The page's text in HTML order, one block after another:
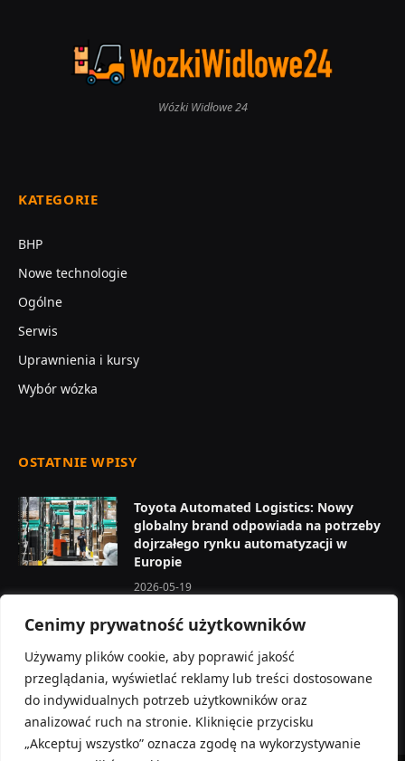
Cenimy prywatność użytkowników
Używamy plików cookie, aby poprawić jakość
przeglądania, wyświetlać reklamy lub treści dostosowane
do indywidualnych potrzeb użytkowników oraz
analizować ruch na stronie. Kliknięcie przycisku
„Akceptuj wszystko” oznacza zgodę na wykorzystywanie
Wózki Widłowe 24
KATEGORIE
BHP
Nowe technologie
Ogólne
Serwis
Uprawnienia i kursy
Wybór wózka
OSTATNIE WPISY
Toyota Automated Logistics: Nowy
globalny brand odpowiada na potrzeby
dojrzałego rynku automatyzacji w
Europie
2026-05-19
Toyota Traigo80 nowej generacji –
zaawansowane systemy bezpieczeństwa
w magazynie
2026-05-16